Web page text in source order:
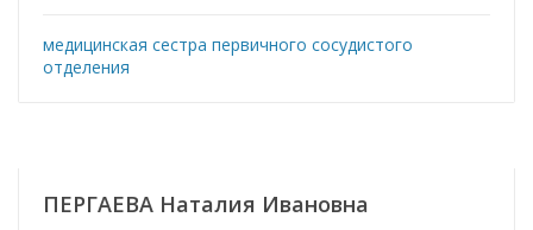
медицинская сестра первичного сосудистого
отделения
ПЕРГАЕВА Наталия Ивановна